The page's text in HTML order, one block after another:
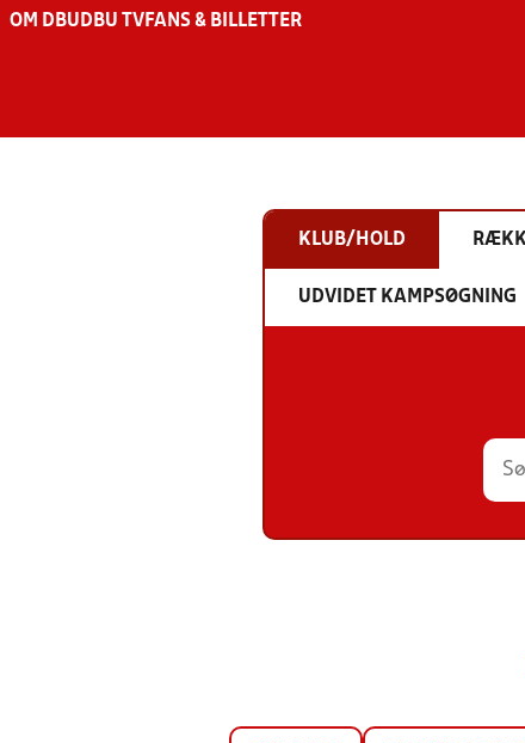
OM DBU DBU TV FANS & BILLETTER
KLUB/HOLD
UDVIDET KAMPSØGNING